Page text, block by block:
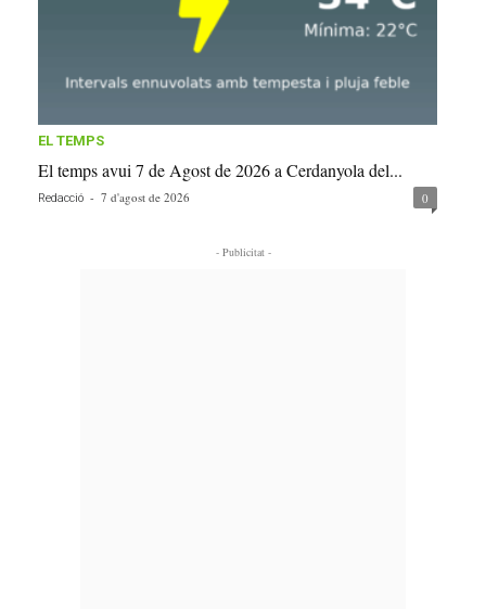
EL TEMPS
El temps avui 7 de Agost de 2026 a Cerdanyola del...
Redacció - 7 d'agost de 2026 0
- Publicitat -